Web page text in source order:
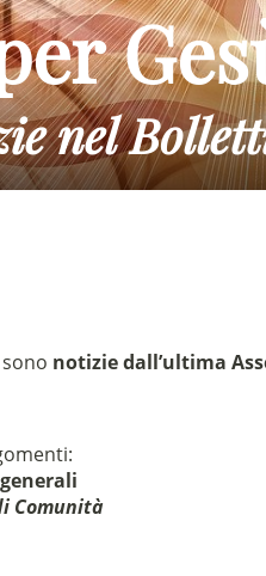
nel
notizie dall’ultima
Comunità
la Comunità